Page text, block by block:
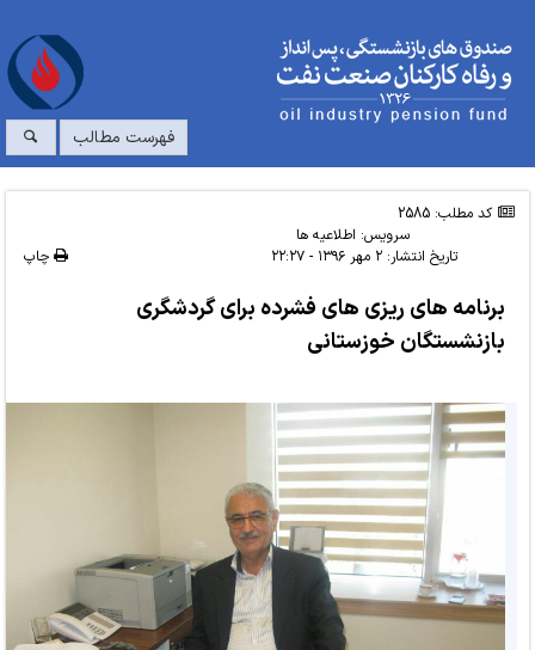
فهرست مطالب
کد مطلب: 2585
سرویس: اطلاعیه ها
تاریخ انتشار: ۲ مهر ۱۳۹۶ - ۲۲:۲۷ چاپ
برنامه های ریزی های فشرده برای گردشگری
بازنشستگان خوزستانی